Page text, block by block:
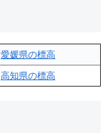
愛媛県の標高
高知県の標高